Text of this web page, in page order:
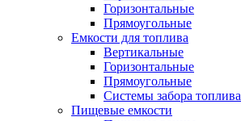
Горизонтальные
Прямоугольные
Емкости для топлива
Вертикальные
Горизонтальные
Прямоугольные
Системы забора топлива
Пищевые емкости